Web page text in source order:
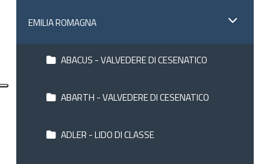
EMILIA ROMAGNA
ABACUS - VALVEDERE DI CESENATICO
ABARTH - VALVEDERE DI CESENATICO
ADLER - LIDO DI CLASSE